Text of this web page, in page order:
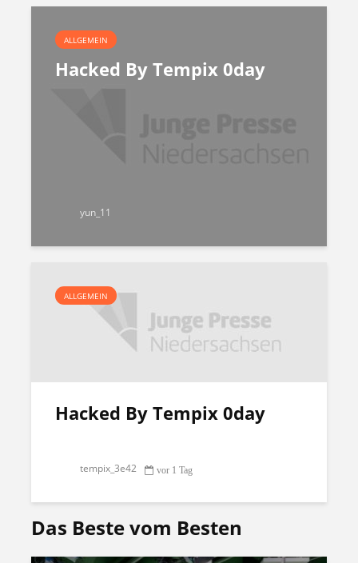
ALLGEMEIN
Hacked By Tempix 0day
yun_11
ALLGEMEIN
Hacked By Tempix 0day
tempix_3e42 vor 1 Tag
Das Beste vom Besten